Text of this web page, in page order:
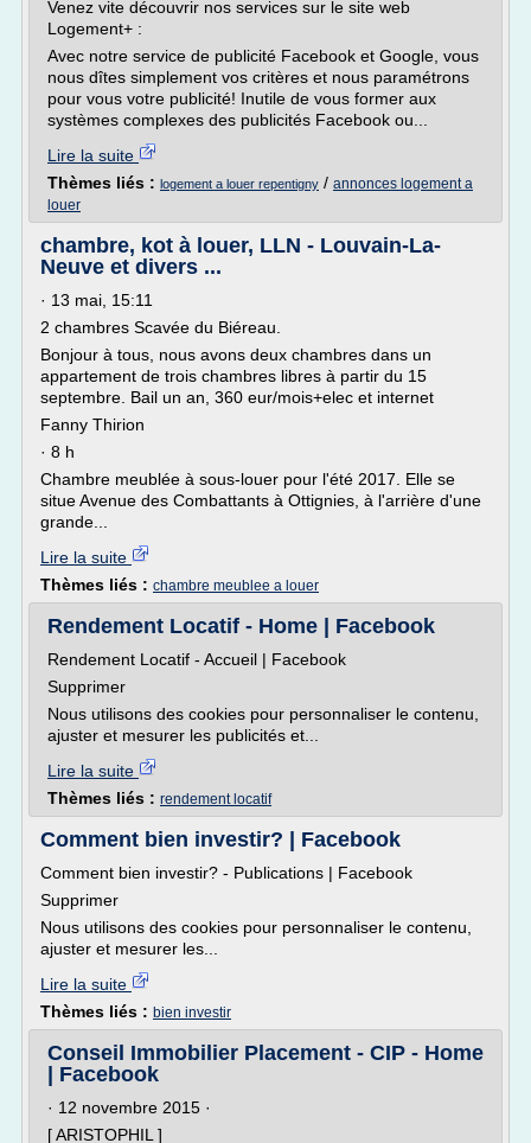
Venez vite découvrir nos services sur le site web
Logement+ :
Avec notre service de publicité Facebook et Google, vous
nous dîtes simplement vos critères et nous paramétrons
pour vous votre publicité! Inutile de vous former aux
systèmes complexes des publicités Facebook ou...
Lire la suite
Thèmes liés : logement a louer repentigny / annonces logement a
louer
chambre, kot à louer, LLN - Louvain-La-
Neuve et divers ...
· 13 mai, 15:11
2 chambres Scavée du Biéreau.
Bonjour à tous, nous avons deux chambres dans un
appartement de trois chambres libres à partir du 15
septembre. Bail un an, 360 eur/mois+elec et internet
Fanny Thirion
· 8 h
Chambre meublée à sous-louer pour l'été 2017. Elle se
situe Avenue des Combattants à Ottignies, à l'arrière d'une
grande...
Lire la suite
Thèmes liés : chambre meublee a louer
Rendement Locatif - Home | Facebook
Rendement Locatif - Accueil | Facebook
Supprimer
Nous utilisons des cookies pour personnaliser le contenu,
ajuster et mesurer les publicités et...
Lire la suite
Thèmes liés : rendement locatif
Comment bien investir? | Facebook
Comment bien investir? - Publications | Facebook
Supprimer
Nous utilisons des cookies pour personnaliser le contenu,
ajuster et mesurer les...
Lire la suite
Thèmes liés : bien investir
Conseil Immobilier Placement - CIP - Home
| Facebook
· 12 novembre 2015 ·
[ ARISTOPHIL ]